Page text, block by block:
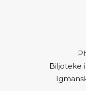
Biljoteke